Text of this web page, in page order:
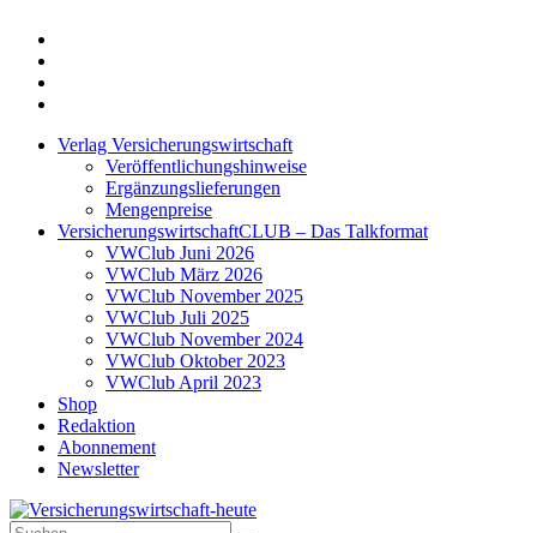
Verlag Versicherungswirtschaft
Veröffentlichungshinweise
Ergänzungslieferungen
Mengenpreise
VersicherungswirtschaftCLUB – Das Talkformat
VWClub Juni 2026
VWClub März 2026
VWClub November 2025
VWClub Juli 2025
VWClub November 2024
VWClub Oktober 2023
VWClub April 2023
Shop
Redaktion
Abonnement
Newsletter